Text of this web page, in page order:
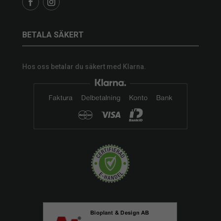
BETALA SÄKERT
Hos oss betalar du säkert med Klarna.